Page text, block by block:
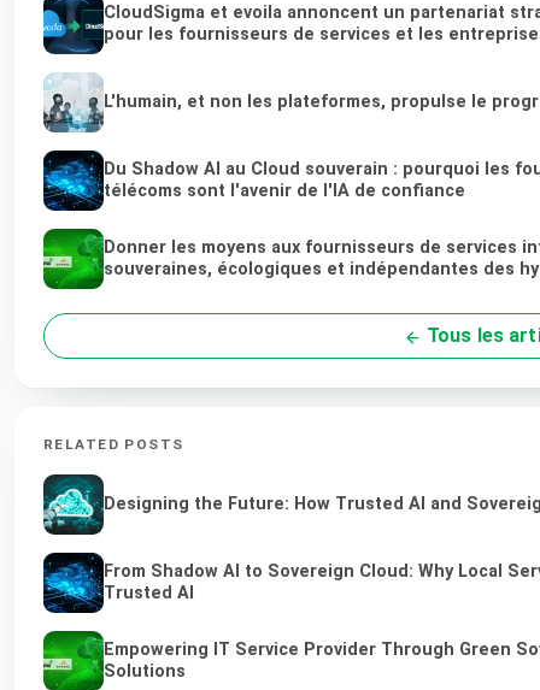
CloudSigma et evoila annoncent un partenariat
pour les fournisseurs de services et les
L'humain, et non les plateformes, propulse le
Du Shadow AI au Cloud souverain : pourquoi les
télécoms sont l'avenir de l'IA de confiance
Donner les moyens aux fournisseurs de services
souveraines, écologiques et indépendantes des
Tous les
RELATED POSTS
Designing the Future: How Trusted AI and
From Shadow AI to Sovereign Cloud: Why Local
Trusted AI
Empowering IT Service Provider Through Green
Solutions